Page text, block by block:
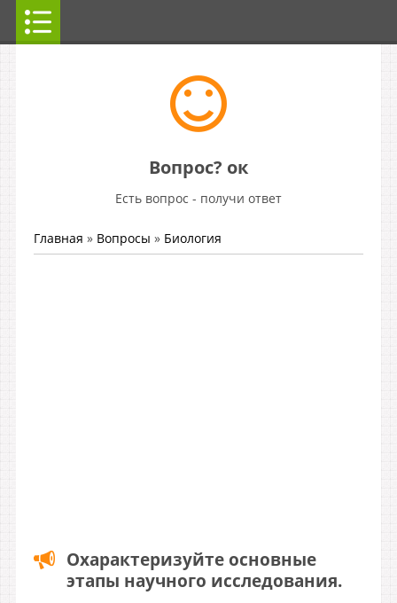
Вопрос? ок
Есть вопрос - получи ответ
Главная » Вопросы » Биология
Охарактеризуйте основные
этапы научного исследования.